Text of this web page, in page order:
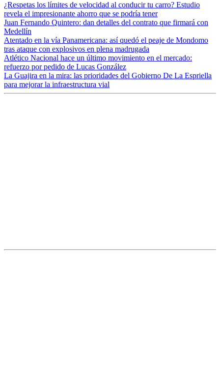
¿Respetas los límites de velocidad al conducir tu carro? Estudio
revela el impresionante ahorro que se podría tener
Juan Fernando Quintero: dan detalles del contrato que firmará con
Medellín
Atentado en la vía Panamericana: así quedó el peaje de Mondomo
tras ataque con explosivos en plena madrugada
Atlético Nacional hace un último movimiento en el mercado:
refuerzo por pedido de Lucas González
La Guajira en la mira: las prioridades del Gobierno De La Espriella
para mejorar la infraestructura vial